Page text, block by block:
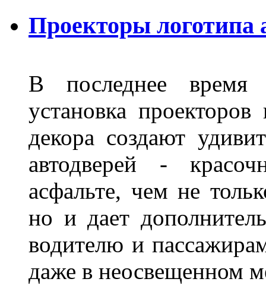
Проекторы логотипа
В последнее время
установка
декора создают
автодверей -
асфальте, чем не
но и дает
водителю и
даже в неосвещенном